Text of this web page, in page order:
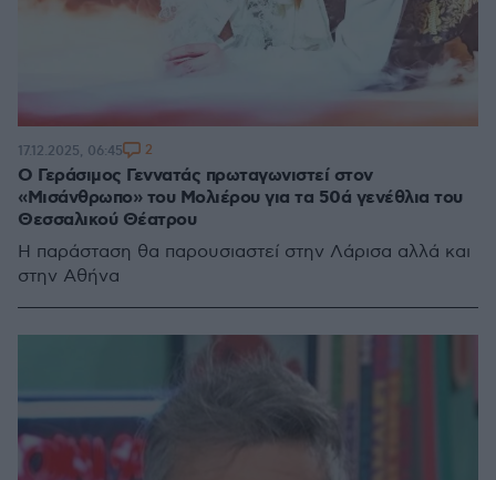
Ο Γεράσιμος Γεννατάς πρωταγωνιστεί στον
«Μισάνθρωπο» του Μολιέρου για τα 50ά γενέθλια του
Θεσσαλικού Θέατρου
Η παράσταση θα παρουσιαστεί στην Λάρισα αλλά και
στην Αθήνα
17.12.2025, 06:45 2